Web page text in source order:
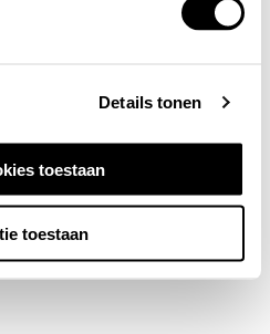
Details tonen
toestaan
toestaan